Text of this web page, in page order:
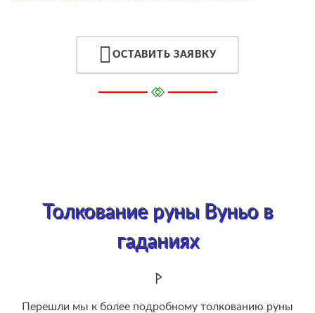
ОСТАВИТЬ ЗАЯВКУ
Толкование руны Вуньо в
гаданиях
Перешли мы к более подробному толкованию руны